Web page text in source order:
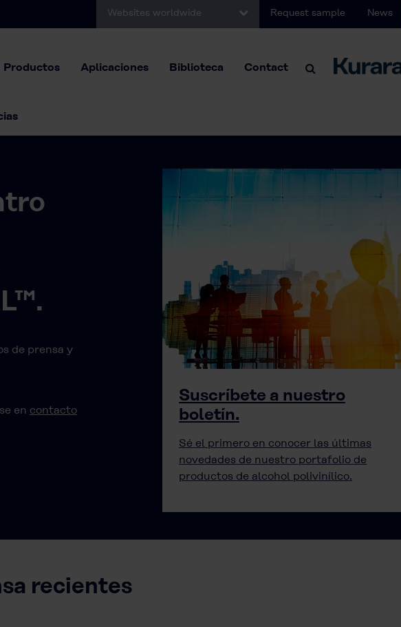
Websites worldwide Request sample News
Productos Aplicaciones Biblioteca Contact
de prensa y
en contacto
Suscríbete a nuestro
boletín.
Sé el primero en conocer las últimas
novedades de nuestro portafolio de
productos de alcohol polivinílico.
recientes